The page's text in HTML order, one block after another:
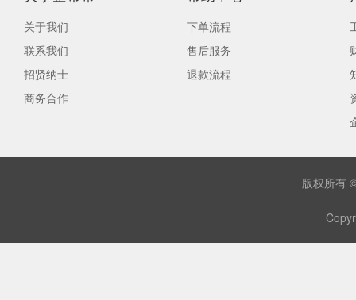
关于我们
联系我们
招贤纳士
商务合作
下单流程
售后服务
退款流程
版权所有